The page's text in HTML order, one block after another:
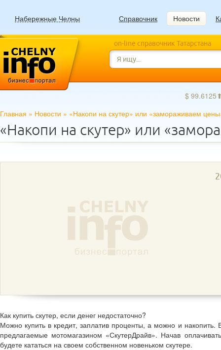
Набережные Челны Справочник Новости
on-line справочник Татарстана
$
Главная » Новости » «Накопи на скутер» или «замораживаем
«Накопи на скутер» или
Как купить скутер, если денег недостаточно?
Можно купить в кредит, заплатив проценты, а можно и
предлагаемые мотомагазином «СкутерДрайв». Начав
будете кататься на своем собственном новеньком скутере.